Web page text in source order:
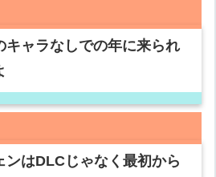
キャラなしでの年に来られ
ンはDLCじゃなく最初から